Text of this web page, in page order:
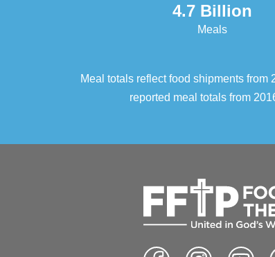
4.7 Billion
Meals
Meal totals reflect food shipments
reported meal totals from